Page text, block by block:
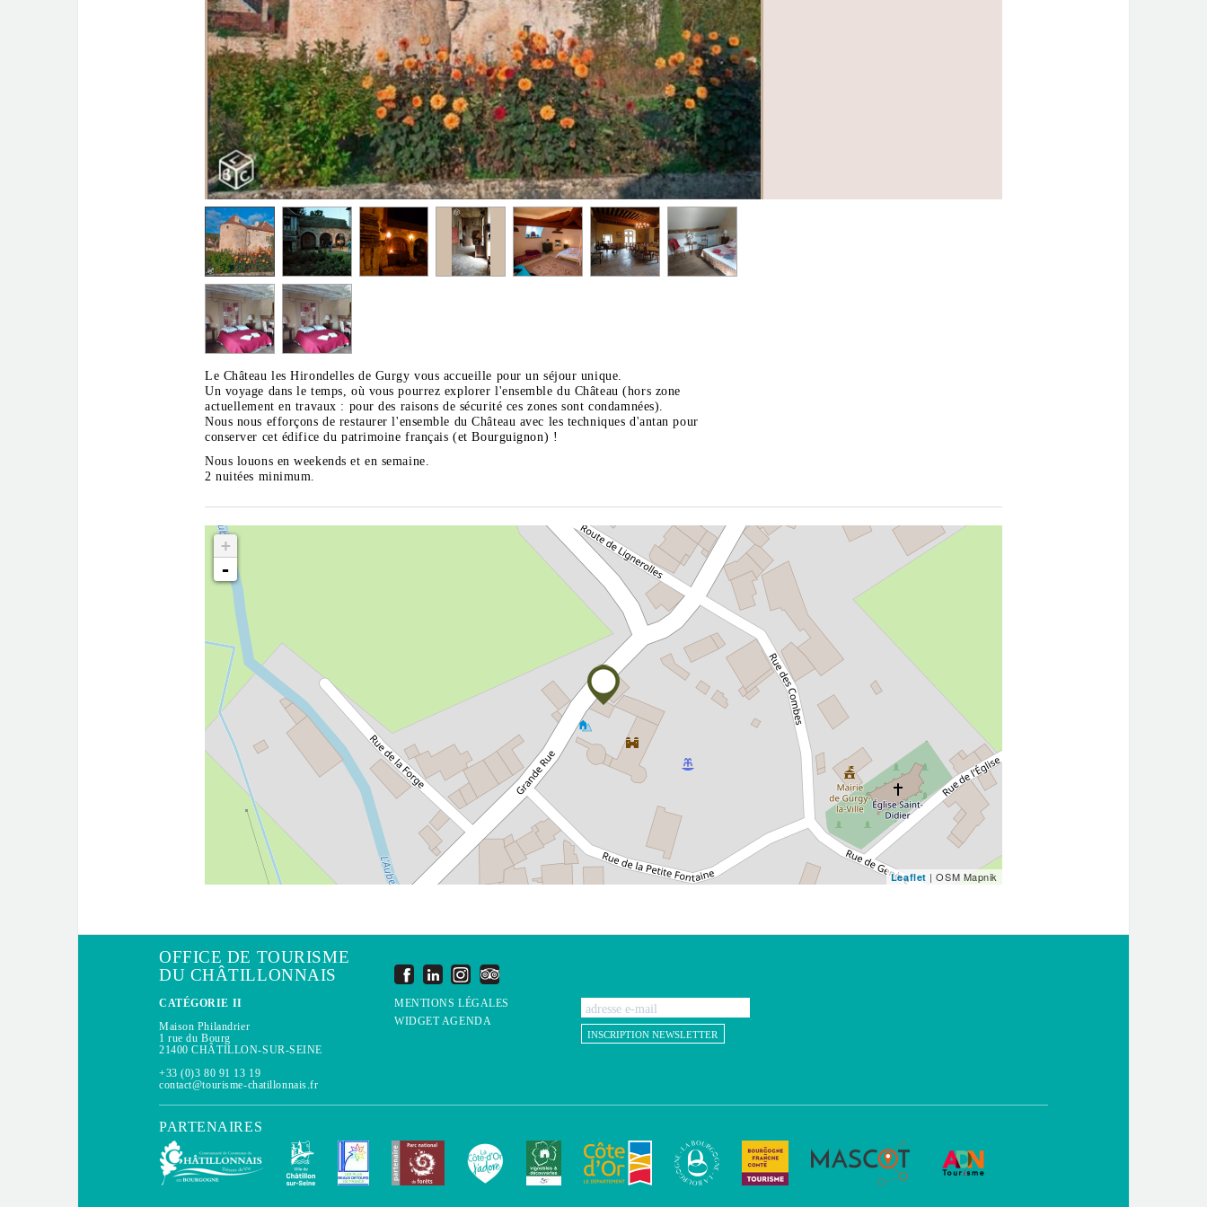
Le Château les Hirondelles de Gurgy vous accueille pour un séjour unique.
Un voyage dans le temps, où vous pourrez explorer l'ensemble du Château (hors zone
actuellement en travaux : pour des raisons de sécurité ces zones sont condamnées).
Nous nous efforçons de restaurer l'ensemble du Château avec les techniques d'antan pour
conserver cet édifice du patrimoine français (et Bourguignon) !
Nous louons en weekends et en semaine.
2 nuitées minimum.
+
-
Leaflet | OSM Mapnik
OFFICE DE TOURISME
DU CHÂTILLONNAIS
CATÉGORIE II
Maison Philandrier
1 rue du Bourg
21400 CHÂTILLON-SUR-SEINE
+33 (0)3 80 91 13 19
contact@tourisme-chatillonnais.fr
MENTIONS LÉGALES
WIDGET AGENDA
INSCRIPTION NEWSLETTER
PARTENAIRES